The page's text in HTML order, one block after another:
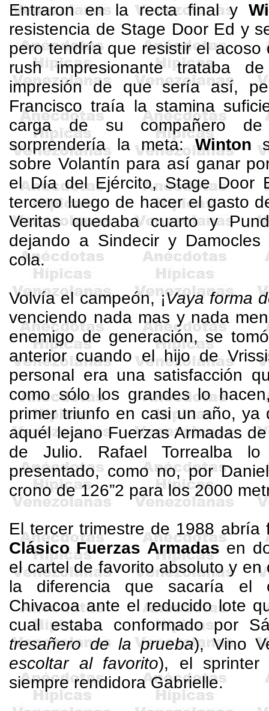
Entraron en la recta final y
resistencia de Stage Door Ed y
pero tendría que resistir el
rushimpresionante trataba
impresión de que sería así,
Francisco traía la stamina
carga de su compañero
sorprendería la meta:Winton
sobre Volantín para así ganar
el Día del Ejército,Stage Door
tercero luego de hacer el gasto
Veritas quedaba cuarto y
dejando a Sindeciry Damocles
cola.
Volvía el campeón, ¡Vaya forma
venciendo nada mas y nada
enemigo de generación, se
anterior cuando el hijo de
personal era una satisfacción
como sólo los grandes lo
primer triunfo en casi un año, ya
aquél lejano Fuerzas Armadas
de Julio. RafaelTorrealba lo
presentado, como no, por
crono de 126”2 para los2000
El tercer trimestre de 1988 abría
Clásico Fuerzas Armadasen
el cartel de favorito absoluto y
la diferencia que sacaría el
Chivacoa ante el reducido lote
cual estaba conformado por
tresañerode la prueba), Vino
escoltar al favorito), el sprinter
siempre rendidoraGabrielle.